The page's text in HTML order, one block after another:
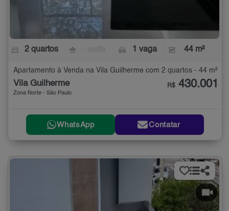
2 quartos 1 vaga 44 m²
Apartamento à Venda na Vila Guilherme com 2 quartos - 44 m²
Vila Guilherme
Zona Norte - São Paulo
R$ 430.001
WhatsApp Contatar